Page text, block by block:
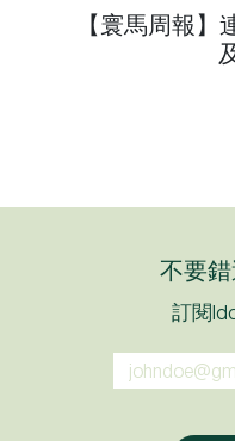
【寰馬周報】
不要
訂閱